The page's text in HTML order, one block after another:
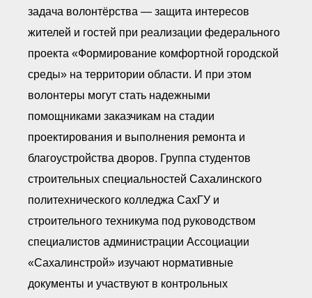
задача волонтёрства — защита интересов
жителей и гостей при реализации федерального
проекта «Формирование комфортной городской
среды» на территории области. И при этом
волонтеры могут стать надежными
помощниками заказчикам на стадии
проектирования и выполнения ремонта и
благоустройства дворов. Группа студентов
строительных специальностей Сахалинского
политехнического колледжа СахГУ и
строительного техникума под руководством
специалистов администрации Ассоциации
«Сахалинстрой» изучают нормативные
документы и участвуют в контрольных